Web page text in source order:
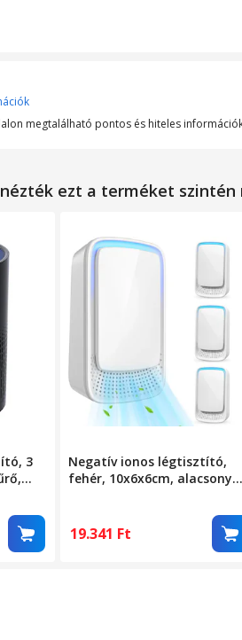
megtalálható pontos és hiteles
ezt a terméket
3
Negatív ionos légtisztító,
fehér, 10x6x6cm, alacsony
19.341 Ft